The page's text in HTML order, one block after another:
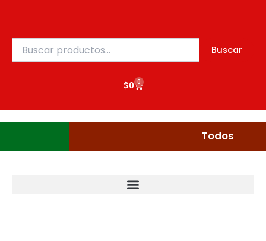
contenido
por:
Buscar
$0 0
Cart
Todos